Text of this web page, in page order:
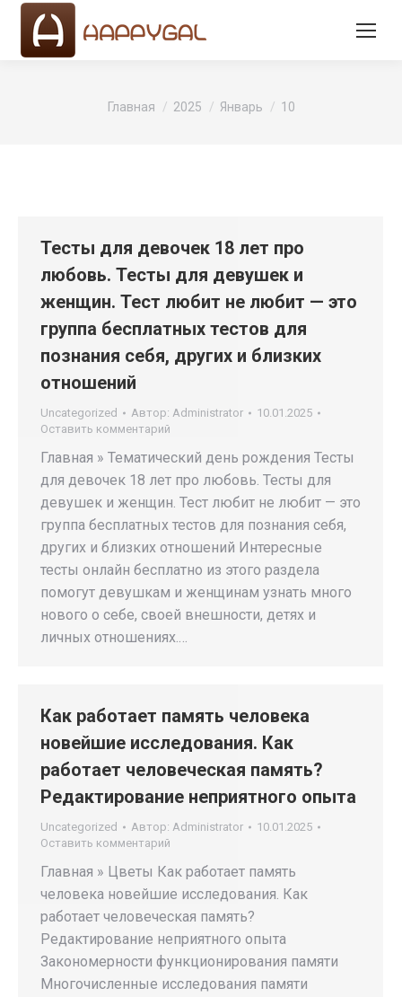
Вы здесь:
Главная 2025 Январь 10
Тесты для девочек 18 лет про
любовь. Тесты для девушек и
женщин. Тест любит не любит — это
группа бесплатных тестов для
познания себя, других и близких
отношений
Uncategorized Автор: Administrator
10.01.2025
Оставить комментарий
Главная » Тематический день рождения Тесты
для девочек 18 лет про любовь. Тесты для
девушек и женщин. Тест любит не любит — это
группа бесплатных тестов для познания себя,
других и близких отношений Интересные
тесты онлайн бесплатно из этого раздела
помогут девушкам и женщинам узнать много
нового о себе, своей внешности, детях и
личных отношениях.…
Как работает память человека
новейшие исследования. Как
работает человеческая память?
Редактирование неприятного опыта
Uncategorized Автор: Administrator
10.01.2025
Оставить комментарий
Главная » Цветы Как работает память
человека новейшие исследования. Как
работает человеческая память?
Редактирование неприятного опыта
Закономерности функционирования памяти
Многочисленные исследования памяти